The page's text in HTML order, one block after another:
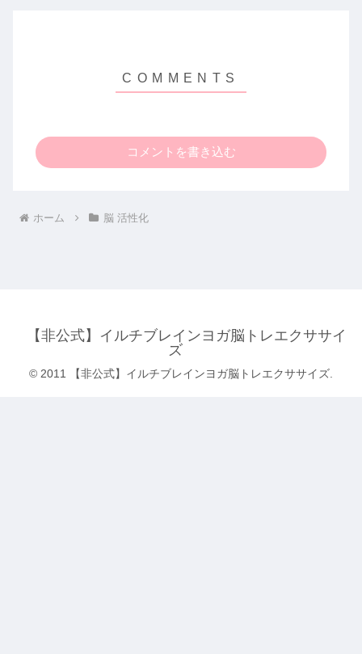
コメントを書き込む
ホーム 脳 活性化
【非公式】イルチブレインヨガ脳トレエクササイ
ズ
© 2011 【非公式】イルチブレインヨガ脳トレエクササイズ.